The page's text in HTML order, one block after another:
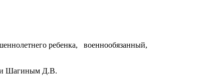
ребенка, военнообязанный,
Шагиным Д.В.